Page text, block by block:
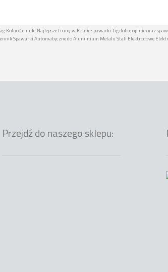
Kolno Cennik. Najlepsze firmy w Kolnie spawarki Tig dobre opinie oraz
Spawarki Automatyczne do Aluminium Metalu Stali Elektrodowe
Przejdź do naszego sklepu: